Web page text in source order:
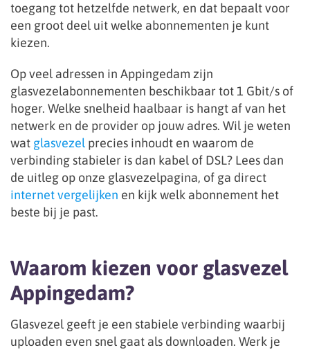
toegang tot hetzelfde netwerk, en dat bepaalt voor
een groot deel uit welke abonnementen je kunt
kiezen.
Op veel adressen in Appingedam zijn
glasvezelabonnementen beschikbaar tot 1 Gbit/s of
hoger. Welke snelheid haalbaar is hangt af van het
netwerk en de provider op jouw adres. Wil je weten
wat glasvezel precies inhoudt en waarom de
verbinding stabieler is dan kabel of DSL? Lees dan
de uitleg op onze glasvezelpagina, of ga direct
internet vergelijken en kijk welk abonnement het
beste bij je past.
Waarom kiezen voor glasvezel
Appingedam?
Glasvezel geeft je een stabiele verbinding waarbij
uploaden even snel gaat als downloaden. Werk je